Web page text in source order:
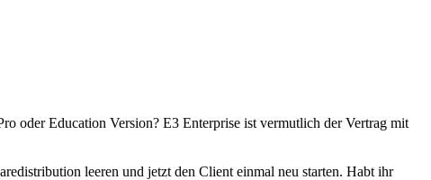
oder Education Version? E3 Enterprise ist vermutlich der Vertrag mit
leeren und jetzt den Client einmal neu starten. Habt ihr